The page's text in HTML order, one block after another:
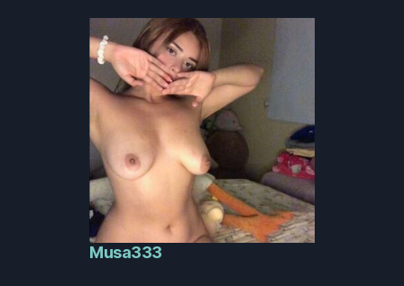
Musa333